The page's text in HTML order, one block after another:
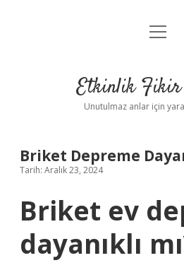
Anasayfa
Yasal
menüyü
Etkinlik Fikir
Unutulmaz anlar için
Briket Depreme
Tarih: Aralık 23, 2024
Briket ev
dayanıklı